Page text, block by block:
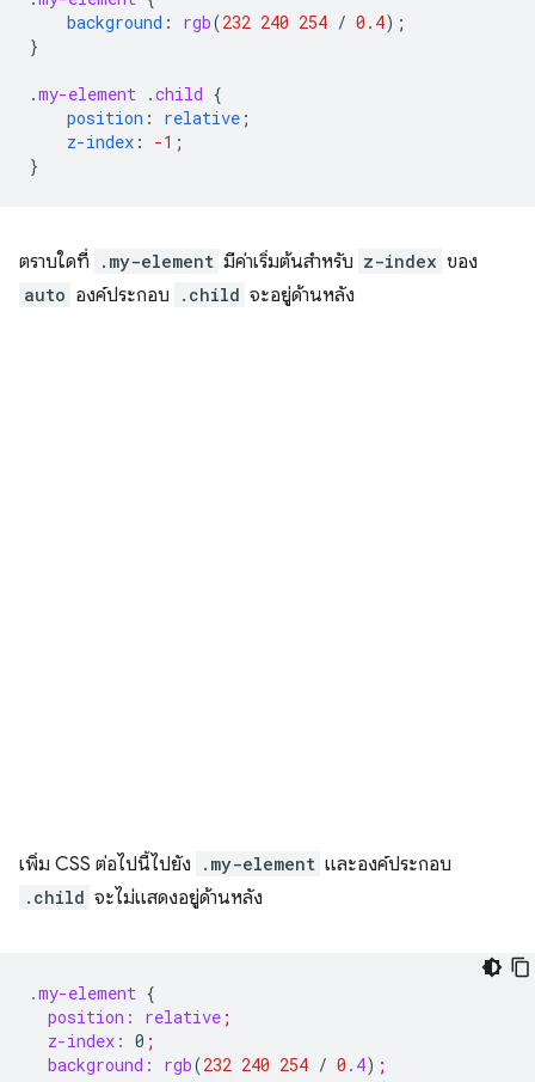
background : rgb(232 240 254 / 0.4);
}
.my-element .child {
position : relative ;
z-index : -1 ;
}
ตราบใดที่ .my-element มีค่าเริ่มต้นสำหรับ z-index ของ
auto องค์ประกอบ .child จะอยู่ด้านหลัง
เพิ่ม CSS ต่อไปนี้ไปยัง .my-element และองค์ประกอบ
.child จะไม่แสดงอยู่ด้านหลัง
.my-element {
position:
relative ;
z-index: 0 ;
background:
rgb(232 240 254 / 0 .4) ;